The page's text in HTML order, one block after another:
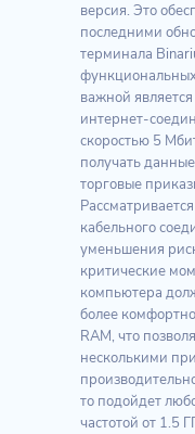
версия. Это
последними
терминала
важной
интернет-
скоростью 5
получать
торговые
кабельного
уменьшения
критические
компьютера
более
RAM, что
несколькими
то подойдет
частотой от 1.5